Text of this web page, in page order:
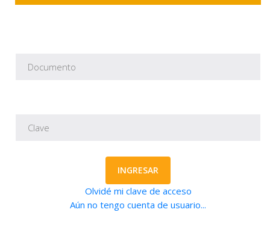
INGRESAR
Olvidé mi clave de acceso
Aún no tengo cuenta de usuario...